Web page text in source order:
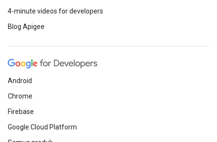
4-minute videos for developers
Blog Apigee
Android
Chrome
Firebase
Google Cloud Platform